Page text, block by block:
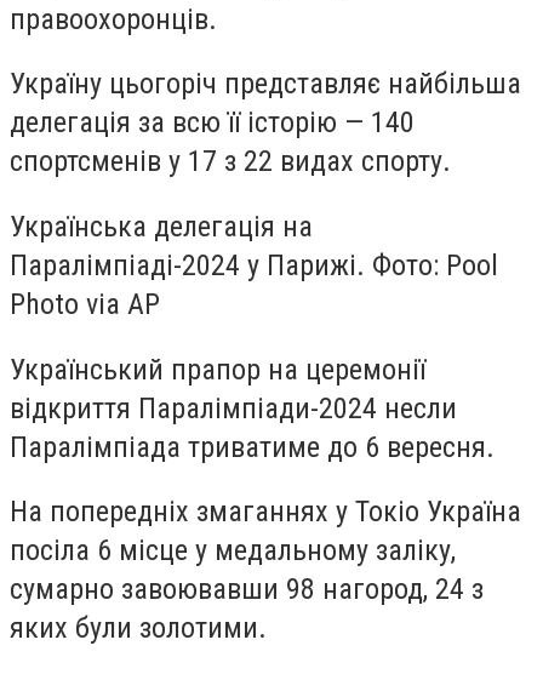
правоохоронців.
Україну цьогоріч представляє найбільша
делегація за всю її історію — 140
спортсменів у 17 з 22 видах спорту.
Українська делегація на
Паралімпіаді-2024 у Парижі. Фото: Pool
Photo via AP
Український прапор на церемонії
відкриття Паралімпіади-2024 несли
Паралімпіада триватиме до 6 вересня.
На попередніх змаганнях у Токіо Україна
посіла 6 місце у медальному заліку,
сумарно завоювавши 98 нагород, 24 з
яких були золотими.